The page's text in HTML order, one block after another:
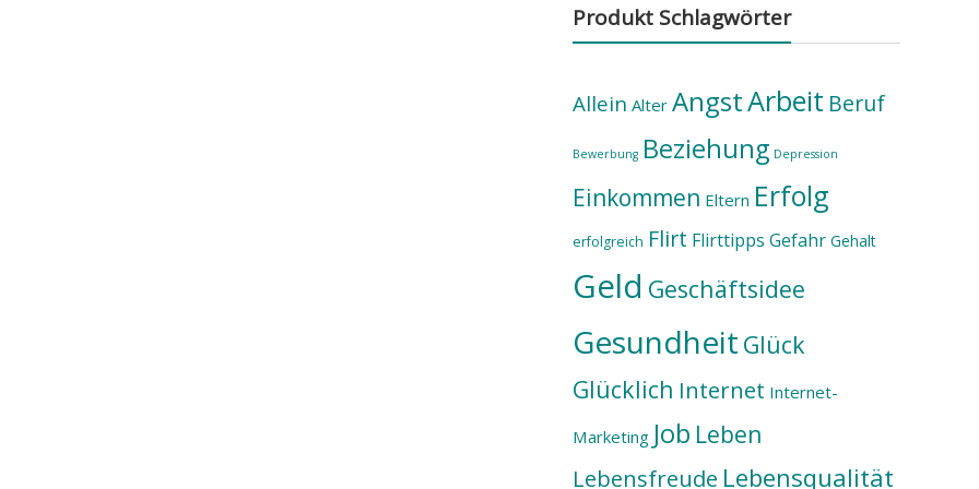
Produkt Schlagwörter
Allein Alter AngstArbeit Beruf
Bewerbung Beziehung Depression
Einkommen Eltern Erfolg
erfolgreich Flirt Flirttipps Gefahr Gehalt
Geld Geschäftsidee
Gesundheit Glück
Glücklich Internet Internet-
Marketing Job Leben
Lebensfreude Lebensqualität